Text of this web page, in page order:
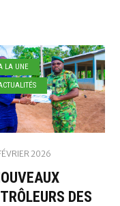
LA UNE
2026
DES